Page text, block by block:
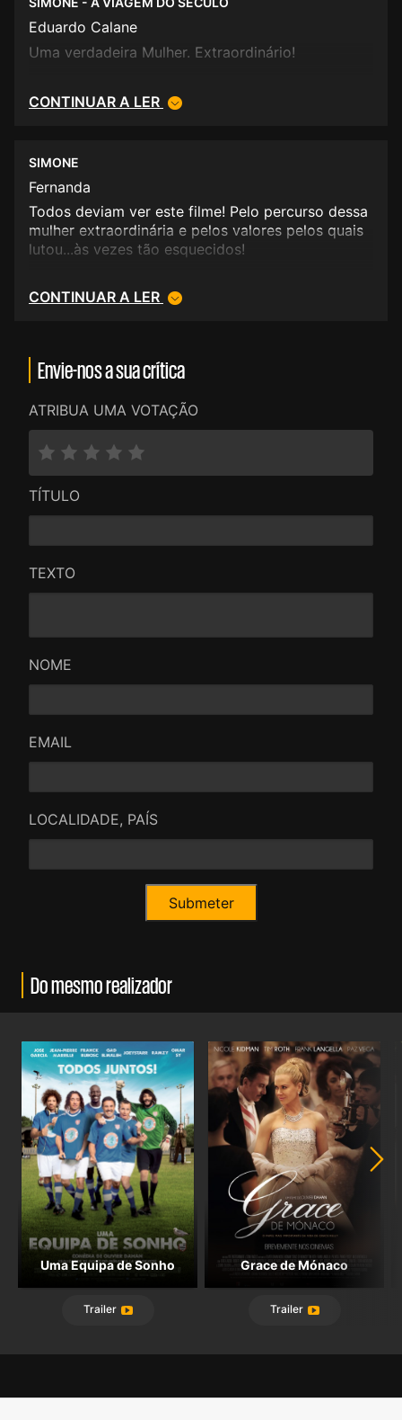
Eduardo Calane
Uma verdadeira Mulher. Extraordinário!
CONTINUAR A LER
SIMONE
Fernanda
Todos deviam ver este filme! Pelo percurso dessa
mulher extraordinária e pelos valores pelos quais
lutou...às vezes tão esquecidos!
CONTINUAR A LER
Envie-nos a sua crítica
ATRIBUA UMA VOTAÇÃO
TÍTULO
TEXTO
NOME
EMAIL
LOCALIDADE, PAÍS
Do mesmo realizador
Uma Equipa de Sonho
Trailer
Grace de Mónaco
Trailer